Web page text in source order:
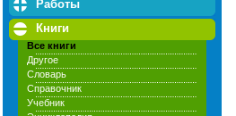
Работы
Книги
Все книги
Другое
Словарь
Справочник
Учебник